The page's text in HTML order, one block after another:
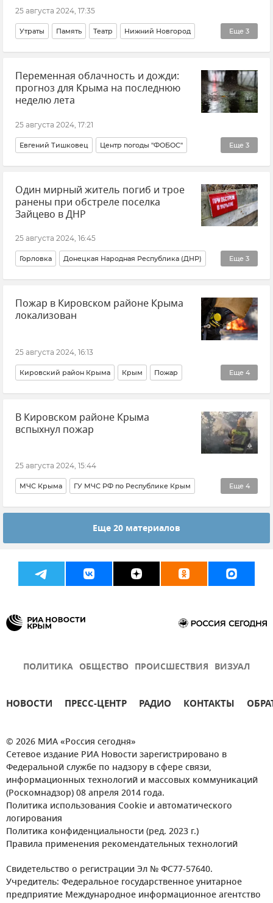
25 августа 2024, 17:35
Еще 3
Утраты Память Театр Нижний Новгород
Культура Общество Новости
Переменная облачность и дожди:
прогноз для Крыма на последнюю
неделю лета
25 августа 2024, 17:21
Еще 3
Евгений Тишковец Центр погоды "ФОБОС"
Погода Погода в Крыму Крымская погода
Один мирный житель погиб и трое
ранены при обстреле поселка
Зайцево в ДНР
25 августа 2024, 16:45
Еще 3
Горловка Донецкая Народная Республика (ДНР)
Обстрелы ВСУ ВСУ (Вооруженные силы Украины)
Новости
Пожар в Кировском районе Крыма
локализован
25 августа 2024, 16:13
Еще 4
Кировский район Крыма Крым Пожар
Происшествия МЧС Крыма
ГУ МЧС РФ по Республике Крым Новости Крыма
В Кировском районе Крыма
вспыхнул пожар
25 августа 2024, 15:44
Еще 4
МЧС Крыма ГУ МЧС РФ по Республике Крым
МЧС РФ (Министерство чрезвычайных ситуаций Российской Федерации)
Крым Кировский район Крыма
Еще 20 материалов
ПОЛИТИКА ОБЩЕСТВО ПРОИСШЕСТВИЯ ВИЗУАЛ
НОВОСТИ ПРЕСС-ЦЕНТР РАДИО КОНТАКТЫ
© 2026 МИА «Россия сегодня»
Сетевое издание РИА Новости зарегистрировано в
Федеральной службе по надзору в сфере связи,
информационных технологий и массовых коммуникаций
(Роскомнадзор) 08 апреля 2014 года.
Политика использования Cookie и автоматического
логирования
Политика конфиденциальности (ред. 2023 г.)
Правила применения рекомендательных технологий
Свидетельство о регистрации Эл № ФС77-57640.
Учредитель: Федеральное государственное унитарное
предприятие Международное информационное агентство